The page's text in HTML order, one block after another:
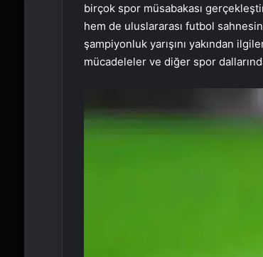
birçok spor müsabakası
hem de uluslararası futbol
şampiyonluk yarışını yakından
mücadeleler ve diğer spor